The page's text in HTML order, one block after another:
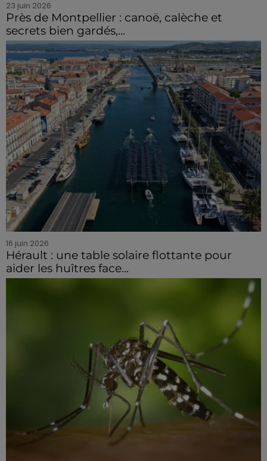
23 juin 2026
Près de Montpellier : canoë, calèche et
secrets bien gardés,...
16 juin 2026
Hérault : une table solaire flottante pour
aider les huîtres face...